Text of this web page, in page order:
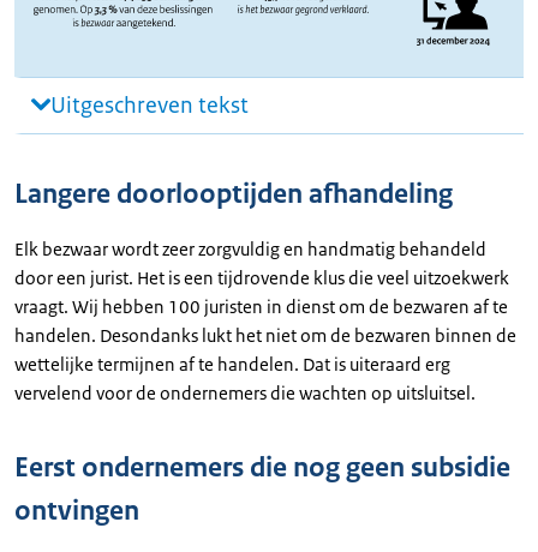
Uitgeschreven tekst
Langere doorlooptijden afhandeling
Elk bezwaar wordt zeer zorgvuldig en handmatig behandeld
door een jurist. Het is een tijdrovende klus die veel uitzoekwerk
vraagt. Wij hebben 100 juristen in dienst om de bezwaren af te
handelen. Desondanks lukt het niet om de bezwaren binnen de
wettelijke termijnen af te handelen. Dat is uiteraard erg
vervelend voor de ondernemers die wachten op uitsluitsel.
Eerst ondernemers die nog geen subsidie
ontvingen